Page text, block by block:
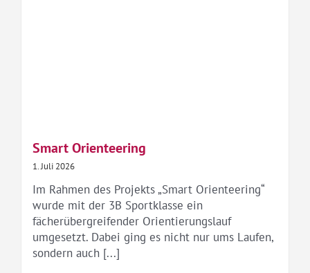
Smart Orienteering
1. Juli 2026
Im Rahmen des Projekts „Smart Orienteering“
wurde mit der 3B Sportklasse ein
fächerübergreifender Orientierungslauf
umgesetzt. Dabei ging es nicht nur ums Laufen,
sondern auch [...]